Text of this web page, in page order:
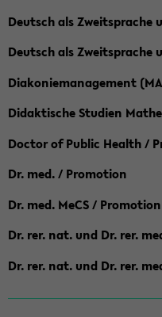
Deutsch als Zweitsprache
Deutsch als Zweitsprache
Diakoniemanagement
Didaktische Studien
Doctor of Public Health /
Dr. med. / Promotion
Dr. med. MeCS / Promotion
Dr. rer. nat. und Dr. rer.
Dr. rer. nat. und Dr. rer.